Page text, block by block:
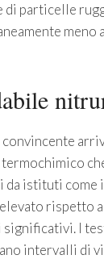
particelle
termochimico
da istituti come
rispetto
I
intervalli di